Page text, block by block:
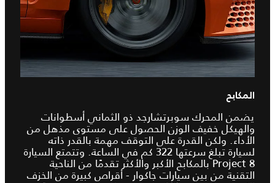
المكابح
يضمن المحرك سوبرتشارجد ذو الثماني أسطوانات
والهيكل خفيف الوزن الحصول على مستوى مذهل من
الأداء. ولكن القدرة على التوقف مهمة بالقدر ذاته
لسيارة تبلغ سرعتها 322 كم في الساعة. وتتمتع السيارة
Project 8 بالمكابح الأكبر والأكثر تقدمًا من الناحية
التقنية من بين سيارات جاكوار - أقراص كبيرة من الخزف